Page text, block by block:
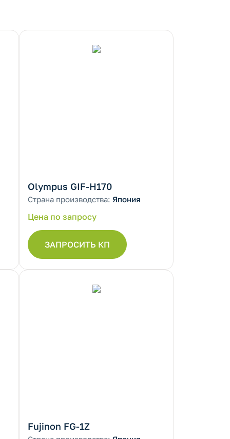
Olympus GIF-H170
Страна производства: Япония
Цена по запросу
ЗАПРОСИТЬ КП
Fujinon FG-1Z